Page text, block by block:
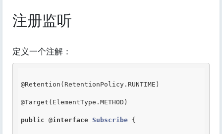
注册监听
定义一个注解：
@Retention (RetentionPolicy.RUNTIME)
@Target (ElementType.METHOD)
public @interface Subscribe {